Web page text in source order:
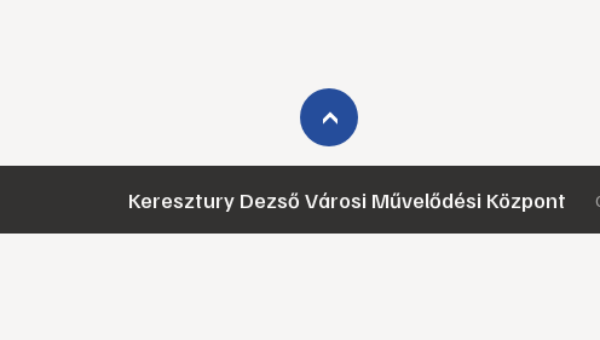
›
Keresztury Dezső Városi Művelődési Központ